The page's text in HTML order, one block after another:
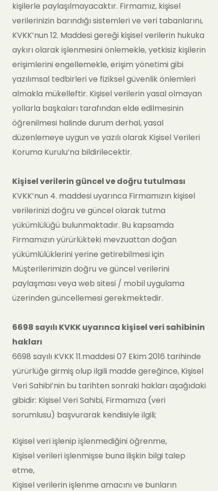
kişilerle paylaşılmayacaktır. Firmamız, kişisel
verilerinizin barındığı sistemleri ve veri tabanlarını,
KVKK’nun 12. Maddesi gereği kişisel verilerin hukuka
aykırı olarak işlenmesini önlemekle, yetkisiz kişilerin
erişimlerini engellemekle, erişim yönetimi gibi
yazılımsal tedbirleri ve fiziksel güvenlik önlemleri
almakla mükelleftir. Kişisel verilerin yasal olmayan
yollarla başkaları tarafından elde edilmesinin
öğrenilmesi halinde durum derhal, yasal
düzenlemeye uygun ve yazılı olarak Kişisel Verileri
Koruma Kurulu’na bildirilecektir.
Kişisel verilerin güncel ve doğru tutulması
KVKK’nun 4. maddesi uyarınca Firmamızın kişisel
verilerinizi doğru ve güncel olarak tutma
yükümlülüğü bulunmaktadır. Bu kapsamda
Firmamızın yürürlükteki mevzuattan doğan
yükümlülüklerini yerine getirebilmesi için
Müşterilerimizin doğru ve güncel verilerini
paylaşması veya web sitesi / mobil uygulama
üzerinden güncellemesi gerekmektedir.
6698 sayılı KVKK uyarınca kişisel veri sahibinin
hakları
6698 sayılı KVKK 11.maddesi 07 Ekim 2016 tarihinde
yürürlüğe girmiş olup ilgili madde gereğince, Kişisel
Veri Sahibi’nin bu tarihten sonraki hakları aşağıdaki
gibidir: Kişisel Veri Sahibi, Firmamıza (veri
sorumlusu) başvurarak kendisiyle ilgili;
Kişisel veri işlenip işlenmediğini öğrenme,
Kişisel verileri işlenmişse buna ilişkin bilgi talep
etme,
Kişisel verilerin işlenme amacını ve bunların